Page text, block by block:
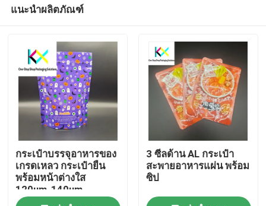
แนะนำผลิตภัณฑ์
กระเป๋าบรรจุอาหารของ
เกรดเหลว กระเป๋ายืน
พร้อมหน้าต่างใส
120um-140um
3 ซีลด้าน AL กระเป๋า
สะพายอาหารแผ่น พร้อม
ซิป